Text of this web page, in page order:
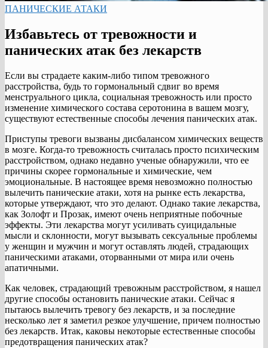
ПАНИЧЕСКИЕ АТАКИ
Избавьтесь от тревожности и
панических атак без лекарств
Если вы страдаете каким-либо типом тревожного
расстройства, будь то гормональный сдвиг во время
менструального цикла, социальная тревожность или просто
изменение химического состава серотонина в вашем мозгу,
существуют естественные способы лечения панических атак.
Приступы тревоги вызваны дисбалансом химических веществ
в мозге. Когда-то тревожность считалась просто психическим
расстройством, однако недавно ученые обнаружили, что ее
причины скорее гормональные и химические, чем
эмоциональные. В настоящее время невозможно полностью
вылечить панические атаки, хотя на рынке есть лекарства,
которые утверждают, что это делают. Однако такие лекарства,
как Золофт и Прозак, имеют очень неприятные побочные
эффекты. Эти лекарства могут усиливать суицидальные
мысли и склонности, могут вызывать сексуальные проблемы
у женщин и мужчин и могут оставлять людей, страдающих
паническими атаками, оторванными от мира или очень
апатичными.
Как человек, страдающий тревожным расстройством, я нашел
другие способы остановить панические атаки. Сейчас я
пытаюсь вылечить тревогу без лекарств, и за последние
несколько лет я заметил резкое улучшение, причем полностью
без лекарств. Итак, каковы некоторые естественные способы
предотвращения панических атак?